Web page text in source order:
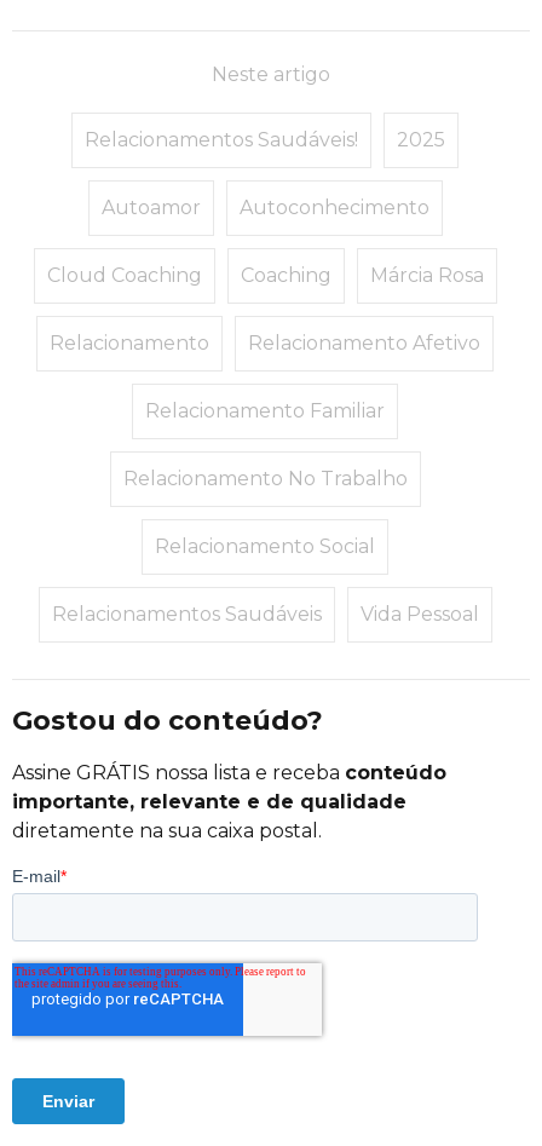
Neste artigo
Relacionamentos Saudáveis! 2025
Autoamor Autoconhecimento
Cloud Coaching Coaching Márcia Rosa
Relacionamento Relacionamento Afetivo
Relacionamento Familiar
Relacionamento No Trabalho
Relacionamento Social
Relacionamentos Saudáveis Vida Pessoal
Gostou do conteúdo?
Assine GRÁTIS nossa lista e receba conteúdo
importante, relevante e de qualidade
diretamente na sua caixa postal.